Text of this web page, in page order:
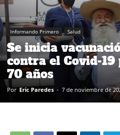
Informando Primero Salud
Se inicia
contra el Covid-19
70 años
Por Eric Paredes - 7 de noviembre de